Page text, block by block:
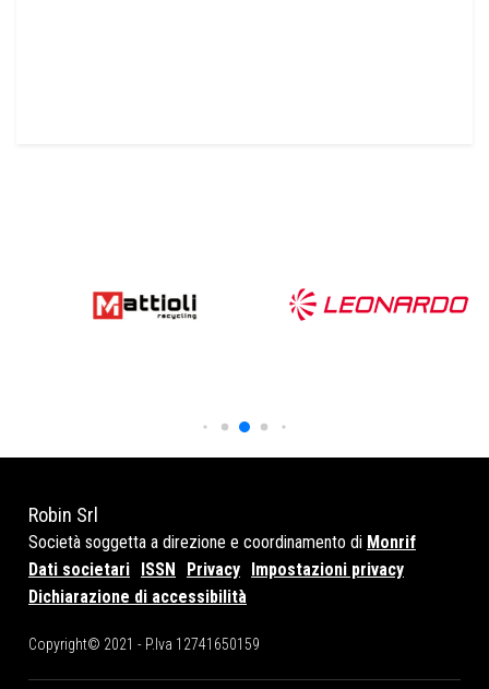
Robin Srl
Società soggetta a direzione e coordinamento di Monrif
Dati societari
ISSN Privacy
Impostazioni privacy
Dichiarazione di accessibilità
Copyright© 2021 - P.Iva 12741650159